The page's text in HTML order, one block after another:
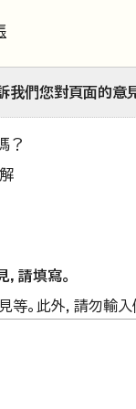
我們您對頁面的意見
？
請填寫。
。此外，請勿輸入